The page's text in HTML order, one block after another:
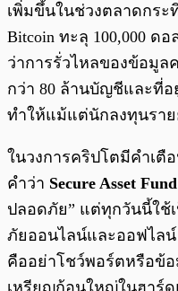
เพิ่มขึ้นในช่วงตลาดกร
Bitcoin ทะลุ 100,000 ดอ
ว่าการรั่วไหลของข้อมู
กว่า 80 ล้านบัญชีและที่
ทำให้แม้แต่นักลงทุนรา
ในวงการคริปโตมีคำเตือ
คำว่า Secure Asset
ปลอดภัย” แต่ทุกวันนี้ใช้
ภัยออนไลน์และออฟไลน์
คืออย่าโชว์พอร์ตหรือข้